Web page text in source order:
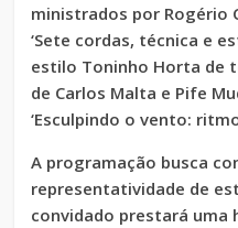
ministrados por Rogério
‘Sete cordas, técnica e
estilo Toninho Horta de
de Carlos Malta e Pife
‘Esculpindo o vento:
A programação busca
representatividade de
convidado prestará uma